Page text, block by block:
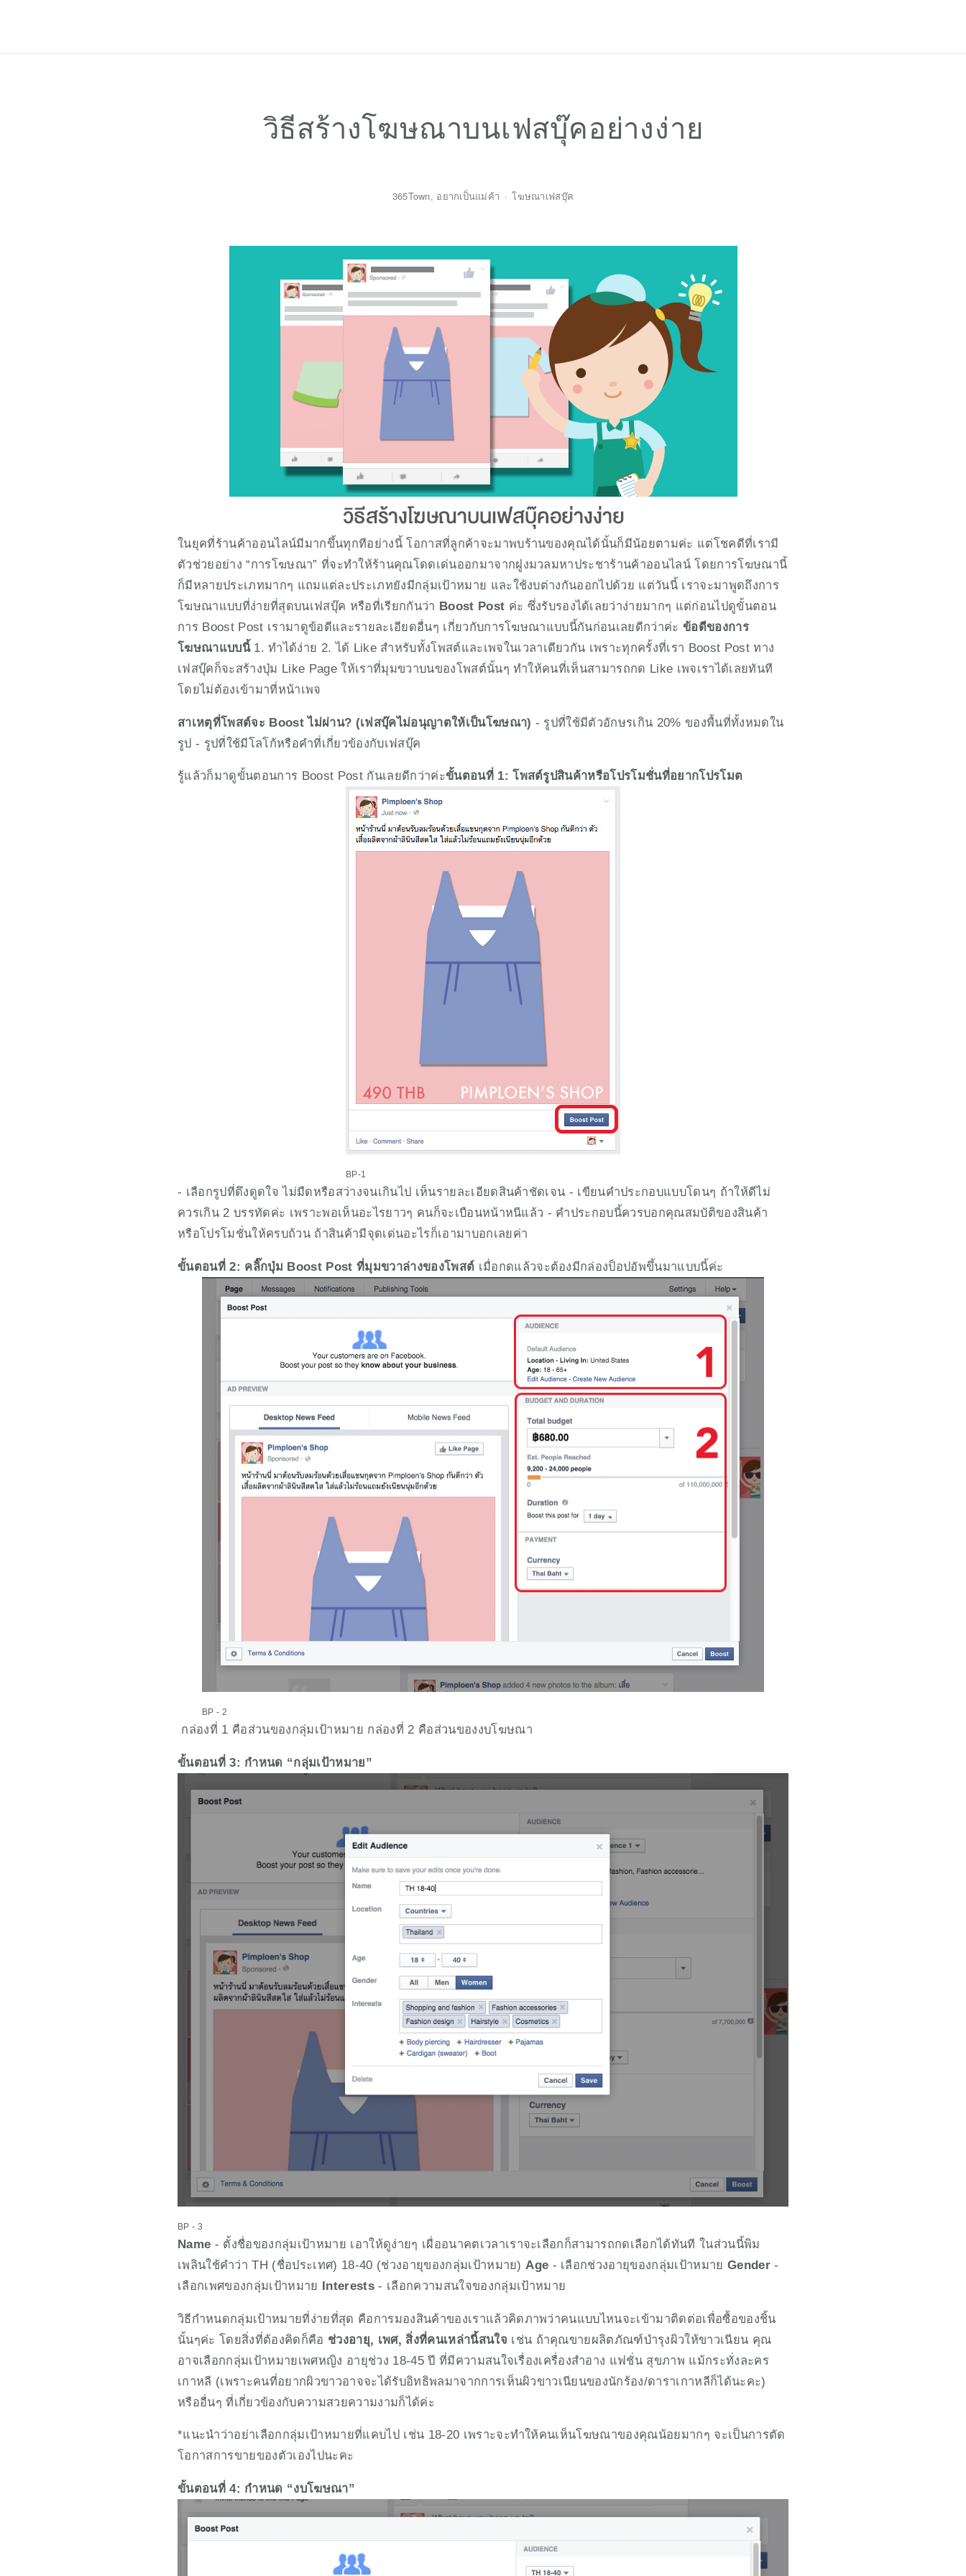
วิธีสร้างโฆษณาบนเฟสบุ๊คอย่างง่าย
ในยุคที่ร้านค้าออนไลน์มีมากขึ้นทุกทีอย่างนี้ โอกาสที่ลูกค้าจะมาพบร้านของคุณได้นั้นก็มีน้อยตามค่ะ แต่โชคดีที่เรามี
ตัวช่วยอย่าง “การโฆษณา” ที่จะทำให้ร้านคุณโดดเด่นออกมาจากฝูงมวลมหาประชาร้านค้าออนไลน์ โดยการโฆษณานี้
ก็มีหลายประเภทมากๆ แถมแต่ละประเภทยังมีกลุ่มเป้าหมาย และใช้งบต่างกันออกไปด้วย แต่วันนี้ เราจะมาพูดถึงการ
โฆษณาแบบที่ง่ายที่สุดบนเฟสบุ๊ค หรือที่เรียกกันว่า Boost Post ค่ะ ซึ่งรับรองได้เลยว่าง่ายมากๆ แต่ก่อนไปดูขั้นตอน
การ Boost Post เรามาดูข้อดีและรายละเอียดอื่นๆ เกี่ยวกับการโฆษณาแบบนี้กันก่อนเลยดีกว่าค่ะ ข้อดีของการ
โฆษณาแบบนี้ 1. ทำได้ง่าย 2. ได้ Like สำหรับทั้งโพสต์และเพจในเวลาเดียวกัน เพราะทุกครั้งที่เรา Boost Post ทาง
เฟสบุ๊คก็จะสร้างปุ่ม Like Page ให้เราที่มุมขวาบนของโพสต์นั้นๆ ทำให้คนที่เห็นสามารถกด Like เพจเราได้เลยทันที
โดยไม่ต้องเข้ามาที่หน้าเพจ
สาเหตุที่โพสต์จะ Boost ไม่ผ่าน? (เฟสบุ๊คไม่อนุญาตให้เป็นโฆษณา) - รูปที่ใช้มีตัวอักษรเกิน 20% ของพื้นที่ทั้งหมดใน
รูป - รูปที่ใช้มีโลโก้หรือคำที่เกี่ยวข้องกับเฟสบุ๊ค
รู้แล้วก็มาดูขั้นตอนการ Boost Post กันเลยดีกว่าค่ะขั้นตอนที่ 1: โพสต์รูปสินค้าหรือโปรโมชั่นที่อยากโปรโมต
BP-1
- เลือกรูปที่ดึงดูดใจ ไม่มืดหรือสว่างจนเกินไป เห็นรายละเอียดสินค้าชัดเจน - เขียนคำประกอบแบบโดนๆ ถ้าให้ดีไม่
ควรเกิน 2 บรรทัดค่ะ เพราะพอเห็นอะไรยาวๆ คนก็จะเบือนหน้าหนีแล้ว - คำประกอบนี้ควรบอกคุณสมบัติของสินค้า
หรือโปรโมชั่นให้ครบถ้วน ถ้าสินค้ามีจุดเด่นอะไรก็เอามาบอกเลยค่า
ขั้นตอนที่ 2: คลิ๊กปุ่ม Boost Post ที่มุมขวาล่างของโพสต์ เมื่อกดแล้วจะต้องมีกล่องป็อปอัพขึ้นมาแบบนี้ค่ะ
BP - 2
กล่องที่ 1 คือส่วนของกลุ่มเป้าหมาย กล่องที่ 2 คือส่วนของงบโฆษณา
ขั้นตอนที่ 3: กำหนด “กลุ่มเป้าหมาย”
BP - 3
Name - ตั้งชื่อของกลุ่มเป้าหมาย เอาให้ดูง่ายๆ เผื่ออนาคตเวลาเราจะเลือกก็สามารถกดเลือกได้ทันที ในส่วนนี้พิม
เพลินใช้คำว่า TH (ชื่อประเทศ) 18-40 (ช่วงอายุของกลุ่มเป้าหมาย) Age - เลือกช่วงอายุของกลุ่มเป้าหมาย Gender -
เลือกเพศของกลุ่มเป้าหมาย Interests - เลือกความสนใจของกลุ่มเป้าหมาย
วิธีกำหนดกลุ่มเป้าหมายที่ง่ายที่สุด คือการมองสินค้าของเราแล้วคิดภาพว่าคนแบบไหนจะเข้ามาติดต่อเพื่อซื้อของชิ้น
นั้นๆค่ะ โดยสิ่งที่ต้องคิดก็คือ ช่วงอายุ, เพศ, สิ่งที่คนเหล่านี้สนใจ เช่น ถ้าคุณขายผลิตภัณฑ์บำรุงผิวให้ขาวเนียน คุณ
อาจเลือกกลุ่มเป้าหมายเพศหญิง อายุช่วง 18-45 ปี ที่มีความสนใจเรื่องเครื่องสำอาง แฟชั่น สุขภาพ แม้กระทั่งละคร
เกาหลี (เพราะคนที่อยากผิวขาวอาจจะได้รับอิทธิพลมาจากการเห็นผิวขาวเนียนของนักร้อง/ดาราเกาหลีก็ได้นะคะ)
หรืออื่นๆ ที่เกี่ยวข้องกับความสวยความงามก็ได้ค่ะ
*แนะนำว่าอย่าเลือกกลุ่มเป้าหมายที่แคบไป เช่น 18-20 เพราะจะทำให้คนเห็นโฆษณาของคุณน้อยมากๆ จะเป็นการตัด
โอกาสการขายของตัวเองไปนะคะ
ขั้นตอนที่ 4: กำหนด “งบโฆษณา”
365Town, อยากเป็นแม่ค้า โฆษณาเฟสบุ๊ค